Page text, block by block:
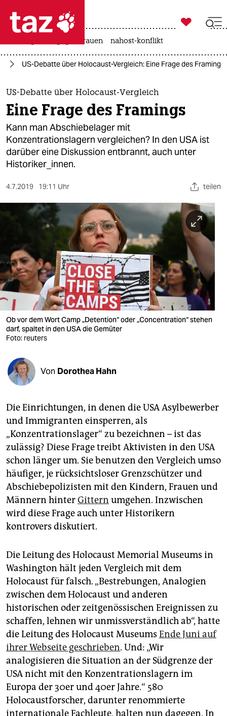
 taz zahl ich
taz zahl ich
themen
politik
öko
gesellschaft
kultur
sport
nord
wahrheit
verlag
verlag
veranstaltungen
shop
fragen & hilfe
abo
genossenschaft
epaper login

taz zahl ich
gewalt gegen frauen nahost-konflikt
US-Debatte über Holocaust-Vergleich: Eine Frage des Framings
US-Debatte über Holocaust-Vergleich
Eine Frage des Framings
Kann man Abschiebelager mit
Konzentrationslagern vergleichen? In den USA ist
darüber eine Diskussion entbrannt, auch unter
Historiker_innen.
4.7.2019 19:11 Uhr teilen
Ob vor dem Wort Camp „Detention“ oder „Concentration“ stehen
darf, spaltet in den USA die Gemüter
Foto: reuters
Von Dorothea Hahn
Die Einrichtungen, in denen die USA Asylbewerber
und Immigranten einsperren, als
„Konzentrationslager“ zu bezeichnen – ist das
zulässig? Diese Frage treibt Aktivisten in den USA
schon länger um. Sie benutzen den Vergleich umso
häufiger, je rücksichtsloser Grenzschützer und
Abschiebepolizisten mit den Kindern, Frauen und
Männern hinterGittern umgehen. Inzwischen
wird diese Frage auch unter Historikern
kontrovers diskutiert.
Die Leitung des Holocaust Memorial Museums in
Washington hält jeden Vergleich mit dem
Holocaust für falsch. „Bestrebungen, Analogien
zwischen dem Holocaust und anderen
historischen oder zeitgenössischen Ereignissen zu
schaffen, lehnen wir unmissverständlich ab“, hatte
die Leitung des Holocaust Museums Ende Juni auf
ihrer Webseite geschrieben. Und: „Wir
analogisieren die Situation an der Südgrenze der
USA nicht mit den Konzentrationslagern im
Europa der 30er und 40er Jahre.“ 580
Holocaustforscher, darunter renommierte
internationale Fachleute, halten nun dagegen. In